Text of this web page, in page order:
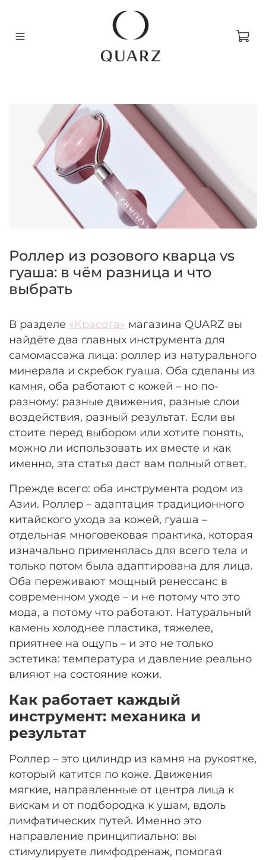
Роллер из розового кварца vs
гуаша: в чём разница и что
выбрать
В разделе «Красота» магазина QUARZ вы
найдёте два главных инструмента для
самомассажа лица: роллер из натурального
минерала и скребок гуаша. Оба сделаны из
камня, оба работают с кожей – но по-
разному: разные движения, разные слои
воздействия, разный результат. Если вы
стоите перед выбором или хотите понять,
можно ли использовать их вместе и как
именно, эта статья даст вам полный ответ.
Прежде всего: оба инструмента родом из
Азии. Роллер – адаптация традиционного
китайского ухода за кожей, гуаша –
отдельная многовековая практика, которая
изначально применялась для всего тела и
только потом была адаптирована для лица.
Оба переживают мощный ренессанс в
современном уходе – и не потому что это
мода, а потому что работают. Натуральный
камень холоднее пластика, тяжелее,
приятнее на ощупь – и это не только
эстетика: температура и давление реально
влияют на состояние кожи.
Как работает каждый
инструмент: механика и
результат
Роллер – это цилиндр из камня на рукоятке,
который катится по коже. Движения
мягкие, направленные от центра лица к
вискам и от подбородка к ушам, вдоль
лимфатических путей. Именно это
направление принципиально: вы
стимулируете лимфодренаж, помогая